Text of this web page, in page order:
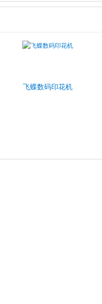
飞蝶数码印花机